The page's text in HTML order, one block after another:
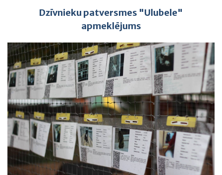
Dzīvnieku patversmes "Ulubele"
apmeklējums